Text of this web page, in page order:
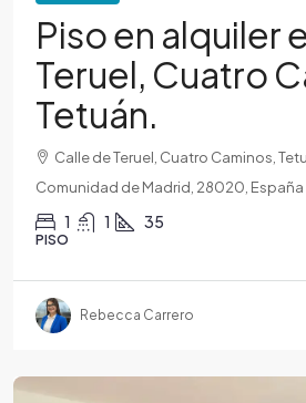
Piso en alquiler
Teruel, Cuatro
Tetuán.
Calle de Teruel, Cuatro Caminos,
Comunidad de Madrid, 28020, España
1 1 35
PISO
Rebecca Carrero